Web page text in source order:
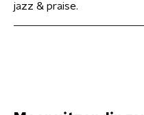
jazz & praise.